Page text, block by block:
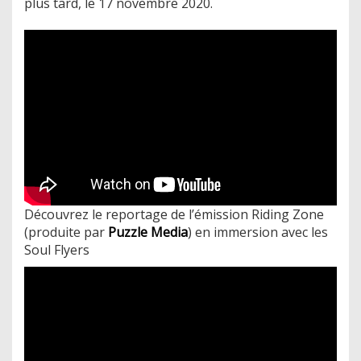
Découvrez le reportage de l’émission Riding Zone
(produite par Puzzle Media) en immersion avec les
Soul Flyers